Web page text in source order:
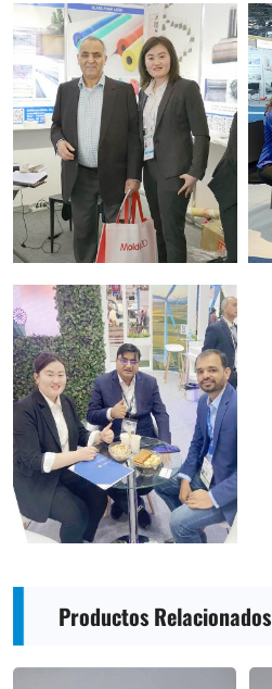
Productos Relacionados